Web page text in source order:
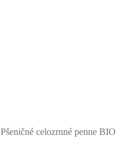
Pšeničné celozrnné penne BIO